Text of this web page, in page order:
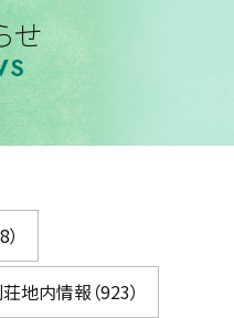
せ
地内情報（923）